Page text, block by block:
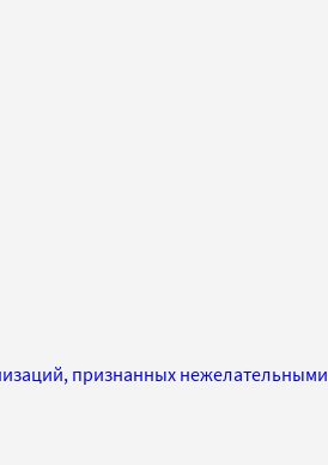
признанных нежелательными